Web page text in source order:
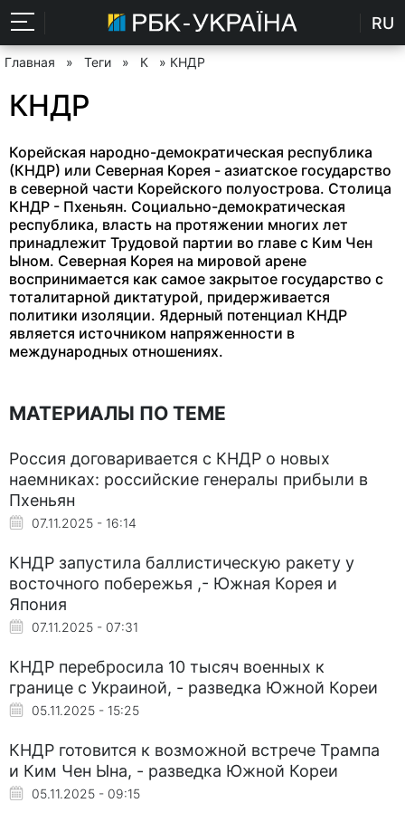
RU
Главная » Теги » К » КНДР
КНДР
Корейская народно-демократическая республика
(КНДР) или Северная Корея - азиатское государство
в северной части Корейского полуострова. Столица
КНДР - Пхеньян. Социально-демократическая
республика, власть на протяжении многих лет
принадлежит Трудовой партии во главе с Ким Чен
Ыном. Северная Корея на мировой арене
воспринимается как самое закрытое государство с
тоталитарной диктатурой, придерживается
политики изоляции. Ядерный потенциал КНДР
является источником напряженности в
международных отношениях.
МАТЕРИАЛЫ ПО ТЕМЕ
Россия договаривается с КНДР о новых
наемниках: российские генералы прибыли в
Пхеньян
07.11.2025 - 16:14
КНДР запустила баллистическую ракету у
восточного побережья ,- Южная Корея и
Япония
07.11.2025 - 07:31
КНДР перебросила 10 тысяч военных к
границе с Украиной, - разведка Южной Кореи
05.11.2025 - 15:25
КНДР готовится к возможной встрече Трампа
и Ким Чен Ына, - разведка Южной Кореи
05.11.2025 - 09:15